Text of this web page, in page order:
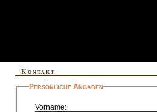
Kontakt
Persönliche Angaben
Vorname